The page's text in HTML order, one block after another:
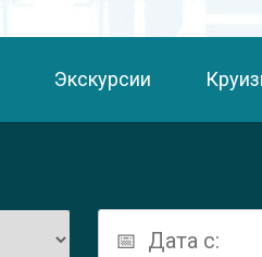
Экскурсии